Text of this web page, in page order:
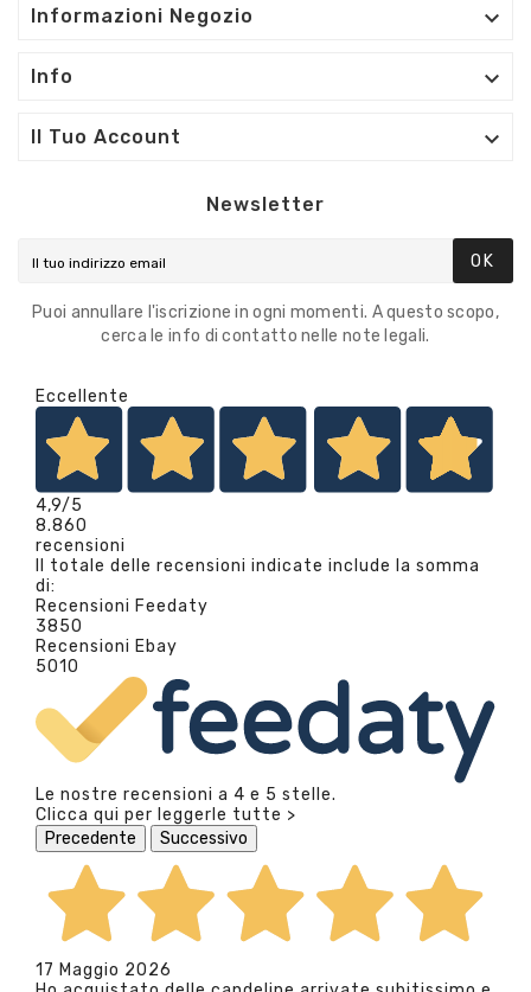
Informazioni Negozio 
Info 
Il Tuo Account 
Newsletter
OK
Puoi annullare l'iscrizione in ogni momenti. A questo scopo,
cerca le info di contatto nelle note legali.
Eccellente
4,9/5
8.860
recensioni
Il totale delle recensioni indicate include la somma
di:
Recensioni Feedaty
3850
Recensioni Ebay
5010
Le nostre recensioni a 4 e 5 stelle.
Clicca qui per leggerle tutte >
Precedente
Successivo
17 Maggio 2026